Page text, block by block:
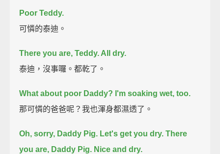
Poor Teddy.
可憐的泰迪。
There you are, Teddy. All dry.
泰迪，沒事囉。都乾了。
What about poor Daddy? I'm soaking wet, too.
那可憐的爸爸呢？我也渾身都濕透了。
Oh, sorry, Daddy Pig. Let's get you dry. There
you are, Daddy Pig. Nice and dry.